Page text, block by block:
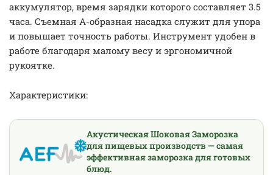
аккумулятор, время зарядки которого составляет 3.5
часа. Съемная А-образная насадка служит для упора
и повышает точность работы. Инструмент удобен в
работе благодаря малому весу и эргономичной
рукоятке.
Характеристики:
Акустическая Шоковая Заморозка
для пищевых производств — самая
эффективная заморозка для готовых
блюд.